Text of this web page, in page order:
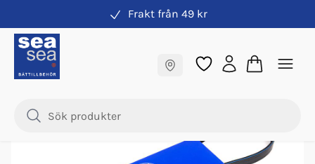
Frakt från 49 kr
Samma pris online & i butik